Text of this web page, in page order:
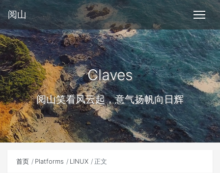
阅山
Claves
阅山笑看风云起，意气扬帆向日辉
首页 Platforms LINUX 正文